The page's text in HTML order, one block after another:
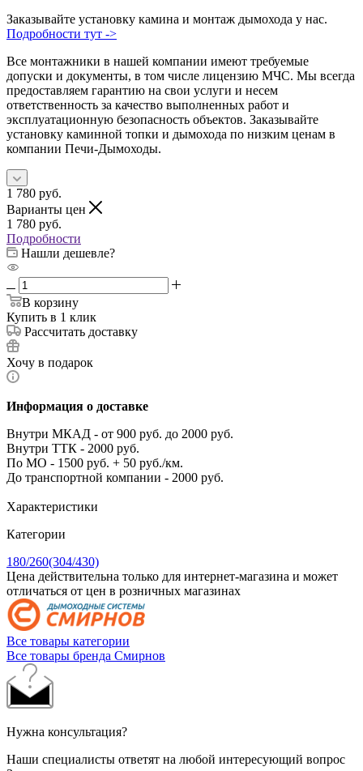
Заказывайте установку камина и монтаж дымохода у нас.
Подробности тут ->
Все монтажники в нашей компании имеют требуемые
допуски и документы, в том числе лицензию МЧС. Мы всегда
предоставляем гарантию на свои услуги и несем
ответственность за качество выполненных работ и
эксплуатационную безопасность объектов. Заказывайте
установку каминной топки и дымохода по низким ценам в
компании Печи-Дымоходы.
1 780 руб.
Варианты цен
1 780 руб.
Подробности
Нашли дешевле?
В корзину
Купить в 1 клик
Рассчитать доставку
Хочу в подарок
Информация о доставке
Внутри МКАД - от 900 руб. до 2000 руб.
Внутри ТТК - 2000 руб.
По МО - 1500 руб. + 50 руб./км.
До транспортной компании - 2000 руб.
Характеристики
Категории
180/260(304/430)
Цена действительна только для интернет-магазина и может
отличаться от цен в розничных магазинах
Все товары категории
Все товары бренда Смирнов
Нужна консультация?
Наши специалисты ответят на любой интересующий вопрос